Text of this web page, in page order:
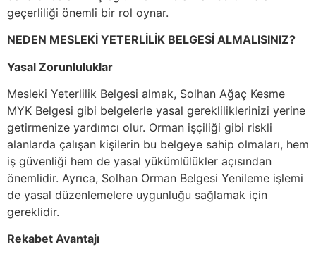
geçerliliği önemli bir rol oynar.
NEDEN MESLEKİ YETERLİLİK BELGESİ ALMALISINIZ?
Yasal Zorunluluklar
Mesleki Yeterlilik Belgesi almak, Solhan Ağaç Kesme
MYK Belgesi gibi belgelerle yasal gerekliliklerinizi yerine
getirmenize yardımcı olur. Orman işçiliği gibi riskli
alanlarda çalışan kişilerin bu belgeye sahip olmaları, hem
iş güvenliği hem de yasal yükümlülükler açısından
önemlidir. Ayrıca, Solhan Orman Belgesi Yenileme işlemi
de yasal düzenlemelere uygunluğu sağlamak için
gereklidir.
Rekabet Avantajı